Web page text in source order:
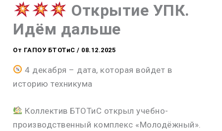
Открытие УПК.
Идём дальше
От ГАПОУ БТОТиС/ 08.12.2025
4 декабря – дата, которая войдет в
историю техникума
Коллектив БТОТиС открыл учебно-
производственный комплекс «Молодёжный».